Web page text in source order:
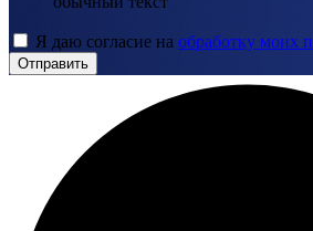
Я даю согласие на обработку моих
Отправить